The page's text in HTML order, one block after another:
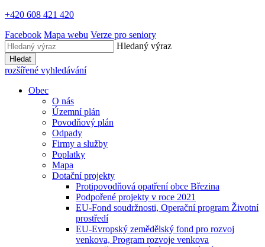
+420 608 421 420
Facebook Mapa webu Verze pro seniory
Hledaný výraz
Hledat
rozšířené vyhledávání
Obec
O nás
Územní plán
Povodňový plán
Odpady
Firmy a služby
Poplatky
Mapa
Dotační projekty
Protipovodňová opatření obce Březina
Podpořené projekty v roce 2021
EU-Fond soudržnosti, Operační program Životní
prostředí
EU-Evropský zemědělský fond pro rozvoj
venkova, Program rozvoje venkova